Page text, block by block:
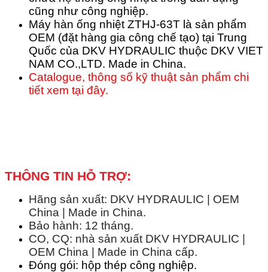
cũng như công nghiệp.
Máy hàn ống nhiệt ZTHJ-63T là sản phẩm
OEM (đặt hàng gia công chế tạo) tại Trung
Quốc của DKV HYDRAULIC thuộc DKV VIET
NAM CO.,LTD. Made in China.
Catalogue, thông số kỹ thuật sản phẩm chi
tiết xem tại đây.
THÔNG TIN HỖ TRỢ:
Hãng sản xuất: DKV HYDRAULIC | OEM
China | Made in China.
Bảo hành: 12 tháng.
CO, CQ: nhà sản xuất DKV HYDRAULIC |
OEM China | Made in China cấp.
Đóng gói: hộp thép công nghiệp.